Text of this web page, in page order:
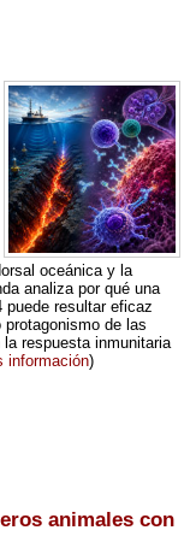
oceánica y la
analiza por qué una
puede resultar eficaz
de las
respuesta inmunitaria
información)
animales con